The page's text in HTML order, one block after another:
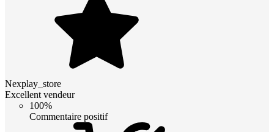
Nexplay_store
Excellent vendeur
100%
Commentaire positif